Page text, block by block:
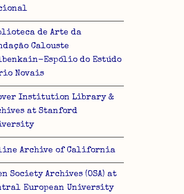
de Arte da
Calouste
Espólio do Estúdo
Novais
Institution Library &
at Stanford
Archive of California
Society Archives (OSA) at
European University